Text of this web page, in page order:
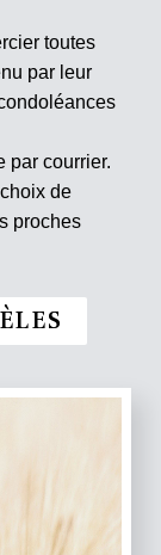
toutes
par leur
par courrier.
de
proches